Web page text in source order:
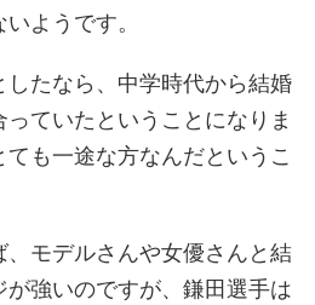
ようです。
したなら、中学時代から結婚
ていたということになりま
も一途な方なんだというこ
モデルさんや女優さんと結
強いのですが、鎌田選手は